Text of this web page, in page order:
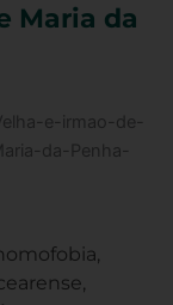
Maria da